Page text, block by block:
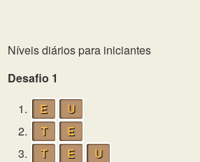
Níveis diários para iniciantes
Desafio 1
1.
E
U
2.
T
E
3.
T E
U